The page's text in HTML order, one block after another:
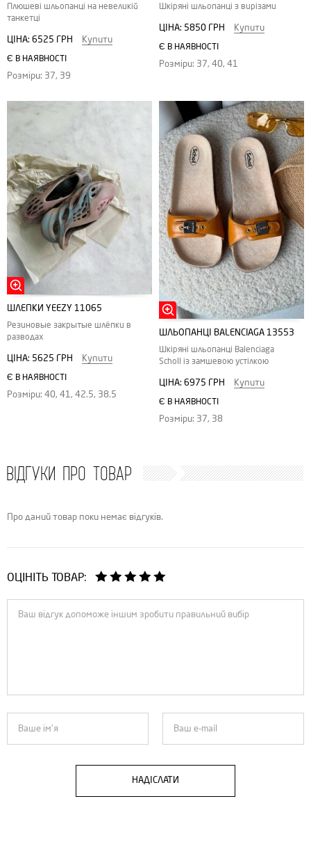
Плюшеві шльопанці на невеликій
танкетці
ЦІНА: 6525 ГРН Купити
Є В НАЯВНОСТІ
Розміри: 37, 39
Шкіряні шльопанці з вирізами
ЦІНА: 5850 ГРН Купити
Є В НАЯВНОСТІ
Розміри: 37, 40, 41
ШЛЕПКИ YEEZY 11065
Резиновые закрытые шлёпки в
разводах
ЦІНА: 5625 ГРН Купити
Є В НАЯВНОСТІ
Розміри: 40, 41, 42.5, 38.5
ШЛЬОПАНЦІ BALENCIAGA 13553
Шкіряні шльопанці Balenciaga
Scholl із замшевою устілкою
ЦІНА: 6975 ГРН Купити
Є В НАЯВНОСТІ
Розміри: 37, 38
ВІДГУКИ ПРО ТОВАР
Про даний товар поки немає відгуків.
ОЦІНІТЬ ТОВАР:
НАДІСЛАТИ